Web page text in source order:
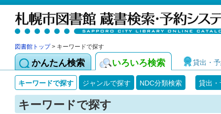
図書館トップ> キーワードで探す
かんたん検索 いろいろ検索 貸出・
キーワードで探す ジャンルで探す NDC分類検索 貸出
キーワードで探す